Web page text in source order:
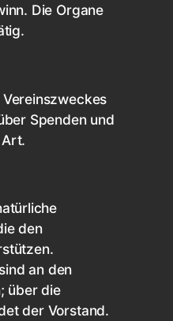
Die Organe
Spenden und
den
an den
über die
der Vorstand.